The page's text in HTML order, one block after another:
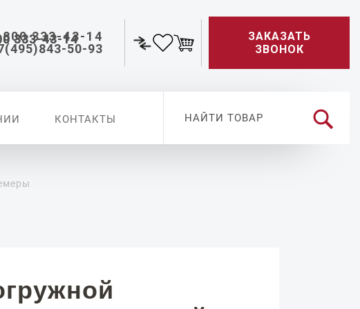
800 333-43-14
50-93
ЗАКАЗАТЬ
ЗВОНОК
КОНТАКТЫ